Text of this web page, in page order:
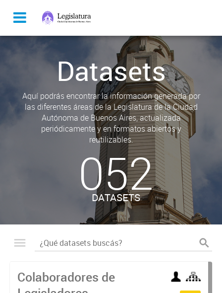
Datasets
Aquí podrás encontrar la información generada por
las diferentes áreas de la Legislatura de la Ciudad
Autónoma de Buenos Aires, actualizada
periódicamente y en formatos abiertos y
reutilizables.
052
DATASETS
Colaboradores de